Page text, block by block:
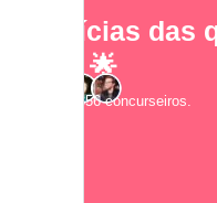
As notícias das
e-mail! 🌟
Junte-se a 2.856 concurseiros.